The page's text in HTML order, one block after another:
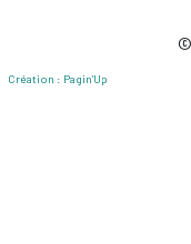
©
Création : Pagin’Up